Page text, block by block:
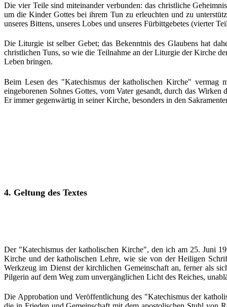
Die vier Teile sind miteinander verbunden: das christliche
um die Kinder Gottes bei ihrem Tun zu erleuchten und zu
unseres Bittens, unseres Lobes und unseres Fürbittgebetes (vierter
Die Liturgie ist selber Gebet; das Bekenntnis des Glaubens hat
christlichen Tuns, so wie die Teilnahme an der Liturgie der Kirche
Leben bringen.
Beim Lesen des "Katechismus der katholischen Kirche" vermag
eingeborenen Sohnes Gottes, vom Vater gesandt, durch das
Er immer gegenwärtig in seiner Kirche, besonders in den
4. Geltung des Textes
Der "Katechismus der katholischen Kirche", den ich am 25. Juni
Kirche und der katholischen Lehre, wie sie von der Heiligen
Werkzeug im Dienst der kirchlichen Gemeinschaft an, ferner als
Pilgerin auf dem Weg zum unvergänglichen Licht des Reiches,
Die Approbation und Veröffentlichung des "Katechismus der